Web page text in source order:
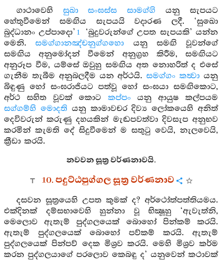
ගාථාවෙහි සුඛා සංඝස්ස සාමග්ගි යනු සැපයට
හේතුවීමෙන් සමඟිය සැපයයි වදාරණ ලදී. ‘සුඛො
බුද්ධානං උප්පාදො’ 1
‘බුදුවරුන්ගේ උපත සැපයකි’ යන්න
මෙනි.සමග්ගානඤ්චනුග්ගහො යනු සමඟි වූවන්ගේ
සමඟිය අනුමෝදන් වීමෙන් අනුග්‍රහ කිරීම, සමඟියට
අනුරූප වීම, යම්සේ ඔවුහු සමඟිය අත නොහරිත් ද එසේ
ගැනීම තැබීම අනුබලදීම යන අර්ථයි.සමග්ගං කත්‍වා යනු
බිඳුණු හෝ සංඝරාජියට පත්වූ හෝ සංඝයා සමඟිකොට,
අර්ථ සහිත වූවක් කොට කප්පංයනු ආයුෂ කල්පයම
සග්ගම්හි මොදති යනු කාමාවචර දිව්‍ය ලෝකයෙහි අනිත්
දෙවිවරුන් කරුණු දහයකින් මැඬපවත්වා දිවසැප අනුභව
කරමින් කැමති දේ සිදුවීමෙන් ම සතුටු වෙයි, නැලවෙයි,
ක්‍රීඩා කරයි.
නවවන සූත්‍ර වර්ණනාවයි.
10. පදුට්ඨපුග්ගල සූත්‍ර වර්ණනාව
දසවන සූත්‍රයෙහි උපත කුමක් ද? අර්ථෝත්පත්තියමය.
එක්දිනක් දම්සභාවෙහි හුන්නා වූ භික්‍ෂූහු ‘ඇවැත්නි,
මෙලොව ඇතැම් පුද්ගලයෙක් බොහෝ පින්කම් කරයි.
ඇතැම් පුද්ගලයෙක් බොහෝ පව්කම් කරයි. ඇතැම්
පුද්ගලයෙක් පින්පව් දෙක මිශ්‍රව කරයි. මෙහි මිශ්‍රව කර්ම
කරන පුද්ගලයාගේ පරලොව කෙබඳු ද’ යනුවෙන් කථාවක්